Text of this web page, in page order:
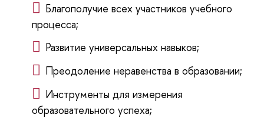
Благополучие всех участников учебного
процесса;
Развитие универсальных навыков;
Преодоление неравенства в образовании;
Инструменты для измерения
образовательного успеха;